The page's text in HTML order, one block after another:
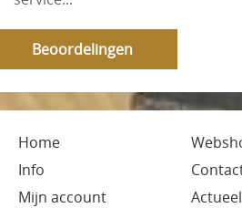
Beoordelingen
Home
Info
Mijn account
Actueel